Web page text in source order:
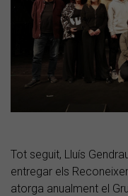
Tot seguit, Lluís
entregar els
atorga anualment el